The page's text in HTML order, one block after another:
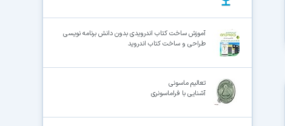
آموزش ساخت کتاب اندرویدی بدون دانش برنامه نویسی
طراحی و ساخت کتاب اندروید
تعالیم ماسونی
آشنایی با فراماسونری